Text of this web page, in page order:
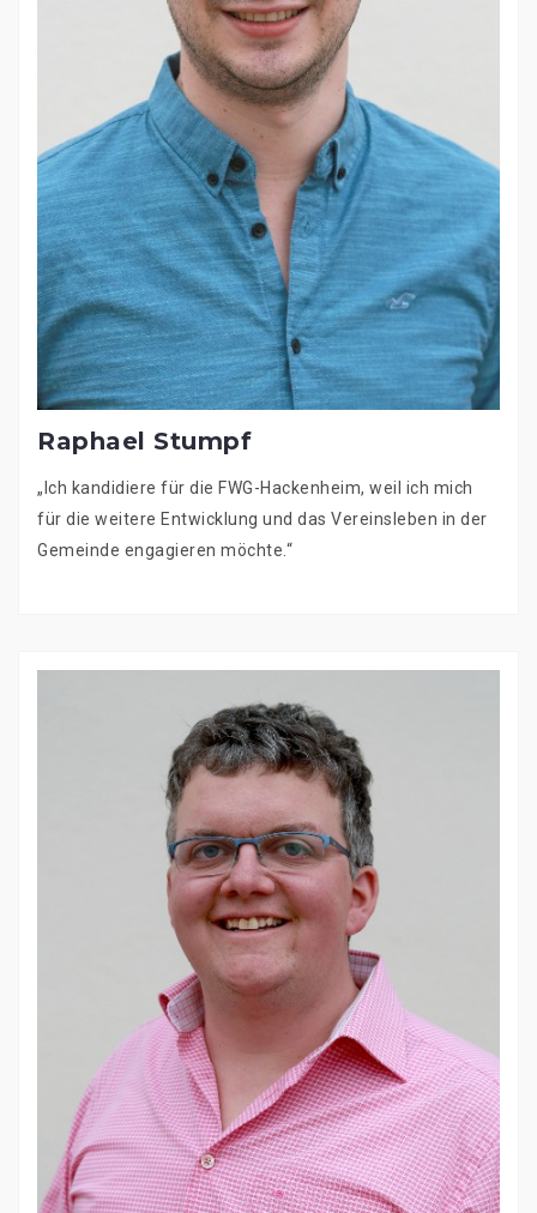
Raphael Stumpf
„Ich kandidiere für die FWG-Hackenheim, weil ich mich
für die weitere Entwicklung und das Vereinsleben in der
Gemeinde engagieren möchte.“